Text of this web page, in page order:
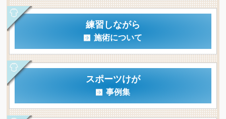
練習しながら
施術について
スポーツけが
事例集